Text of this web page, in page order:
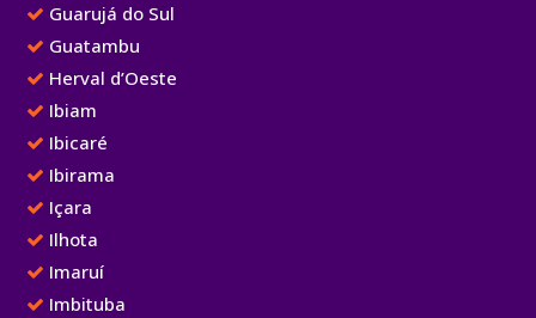
Guarujá do Sul
Guatambu
Herval d’Oeste
Ibiam
Ibicaré
Ibirama
Içara
Ilhota
Imaruí
Imbituba